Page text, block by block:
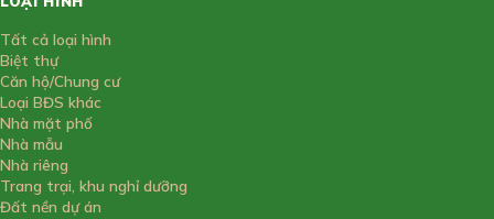
Tất cả loại hình
Biệt thự
Căn hộ/Chung cư
Loại BĐS khác
Nhà mặt phố
Nhà mẫu
Nhà riêng
Trang trại, khu nghỉ dưỡng
Đất nền dự án